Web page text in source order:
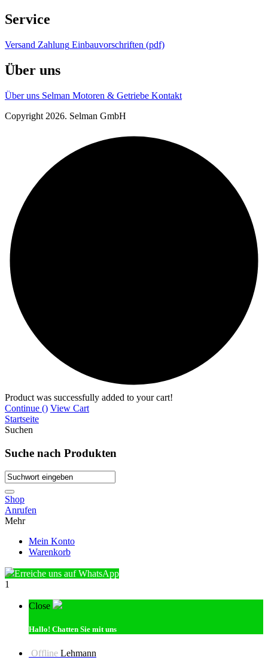
Service
Versand Zahlung Einbauvorschriften (pdf)
Über uns
Über uns Selman Motoren & Getriebe Kontakt
Copyright 2026. Selman GmbH
Product was successfully added to your cart!
Continue () View Cart
Startseite
Suchen
Suche nach Produkten
Shop
Anrufen
Mehr
Mein Konto
Warenkorb
Erreiche uns auf WhatsApp
1
Close
Hallo! Chatten Sie mit uns
Offline Lehmann